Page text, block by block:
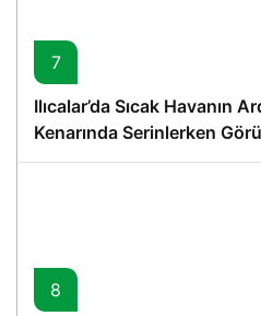
7
Ilıcalar’da Sıcak Havanın
Kenarında Serinlerken
8